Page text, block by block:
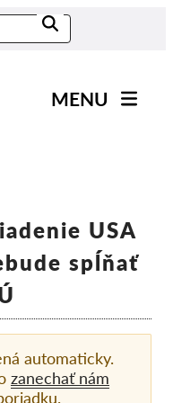
MENU
jednotlivé
USA
spĺňať
automaticky.
zanechať nám